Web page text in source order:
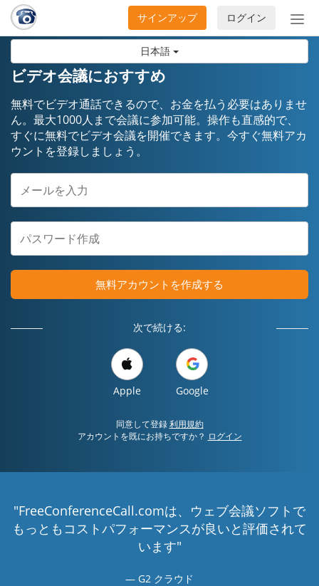
日本語
ナ
ビ
ョ
の
ログイン
サインアップ
ビデオ会議におすすめ
無料でビデオ通話できるので、お金を払う必要はありませ
ん。最大1000人まで会議に参加可能。操作も直感的で、
すぐに無料でビデオ会議を開催できます。今すぐ無料アカ
ウントを登録しましょう。
無料アカウントを作成する
次で続ける:
Apple Google
同意して登録利用規約
アカウントを既にお持ちですか？ ログイン
"FreeConferenceCall.comは、ウェブ会議ソフトで
もっともコストパフォーマンスが良いと評価されて
います"
G2 クラウド